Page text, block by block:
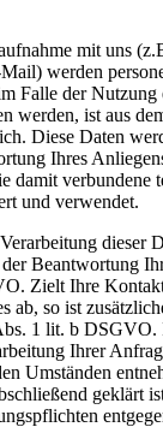
mit uns
werden
Falle der Nutzung
werden, ist aus
Diese Daten
Ihres
damit verbundene
und verwendet.
dieser
Beantwortung
Zielt Ihre
ab, so ist
1 lit. b DSGVO.
Ihrer
Umständen
geklärt